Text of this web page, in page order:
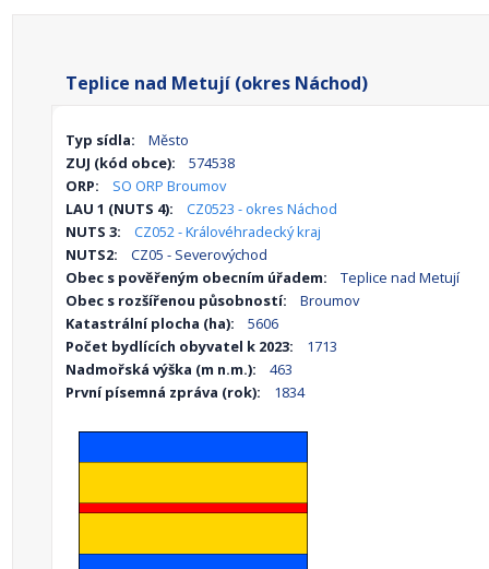
Teplice nad Metují (okres Náchod)
Typ sídla:
Město
ZUJ (kód obce):
574538
ORP:
SO ORP Broumov
LAU 1 (NUTS 4):
CZ0523 - okres Náchod
NUTS 3:
CZ052 - Královéhradecký kraj
NUTS2:
CZ05 - Severovýchod
Obec s pověřeným obecním úřadem:
Teplice nad Metují
Obec s rozšířenou působností:
Broumov
Katastrální plocha (ha):
5606
Počet bydlících obyvatel k 2023:
1713
Nadmořská výška (m n.m.):
463
První písemná zpráva (rok):
1834